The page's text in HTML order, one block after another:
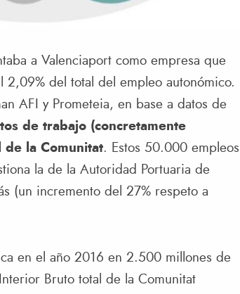
a Valenciaport como empresa que
del total del empleo autonómico.
AFI y Prometeia, en base a datos de
de trabajo (concretamente
la Comunitat. Estos 50.000 empleos
la de la Autoridad Portuaria de
(un incremento del 27% respeto a
en el año 2016 en 2.500 millones de
Bruto total de la Comunitat